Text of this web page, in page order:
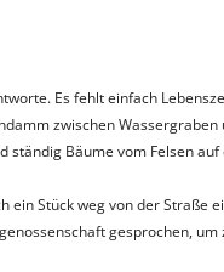
Es fehlt einfach
zwischen
ständig Bäume vom Felsen
ein Stück weg von der
gesprochen,